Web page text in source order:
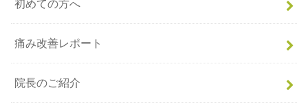
初めての方へ
痛み改善レポート
院長のご紹介